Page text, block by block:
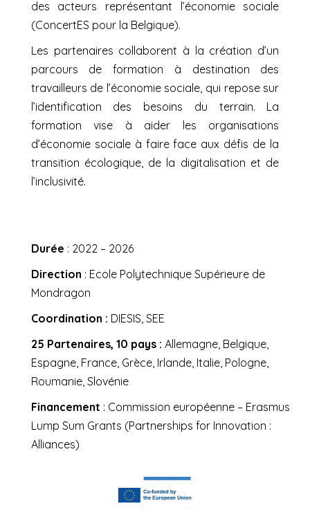
des acteurs représentant l’économie sociale
(ConcertES pour la Belgique).
Les partenaires collaborent à la création d’un
parcours de formation à destination des
travailleurs de l’économie sociale, qui repose sur
l’identification des besoins du terrain. La
formation vise à aider les organisations
d’économie sociale à faire face aux défis de la
transition écologique, de la digitalisation et de
l’inclusivité.
Durée : 2022 – 2026
Direction : Ecole Polytechnique Supérieure de
Mondragon
Coordination : DIESIS, SEE
25 Partenaires, 10 pays : Allemagne, Belgique,
Espagne, France, Grèce, Irlande, Italie, Pologne,
Roumanie, Slovénie
Financement : Commission européenne – Erasmus
Lump Sum Grants (Partnerships for Innovation :
Alliances)